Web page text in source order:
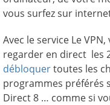
vous surfez sur
Avec le service Le
regarder en direct les
débloquertoutes les
programmes préférés
Direct 8 … comme si